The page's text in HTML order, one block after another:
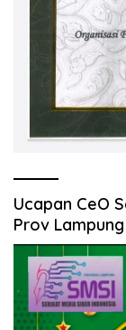
Ucapan CeO
Prov Lampung